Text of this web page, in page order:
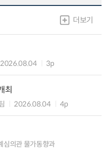
더보기
2026.08.04 3p
최
2026.08.04 4p
심의관 물가동향과